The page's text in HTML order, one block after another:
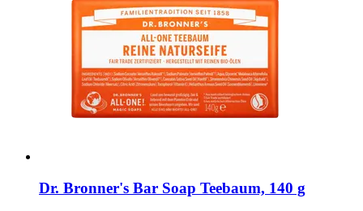
Dr. Bronner's Bar Soap Teebaum, 140 g